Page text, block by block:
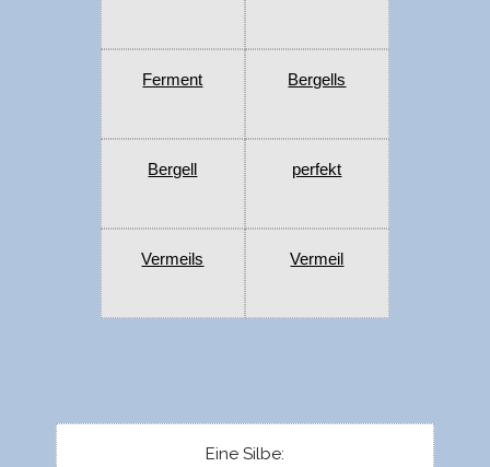
Ferment Bergells
Bergell perfekt
Vermeils Vermeil
Eine Silbe: